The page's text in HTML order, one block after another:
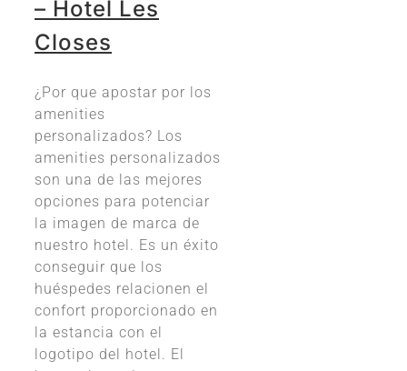
– Hotel Les
Closes
¿Por que apostar por los
amenities
personalizados? Los
amenities personalizados
son una de las mejores
opciones para potenciar
la imagen de marca de
nuestro hotel. Es un éxito
conseguir que los
huéspedes relacionen el
confort proporcionado en
la estancia con el
logotipo del hotel. El